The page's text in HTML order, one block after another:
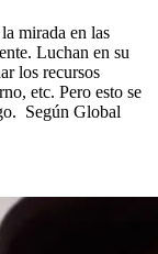
mirada en las
Luchan en su
los recursos
etc. Pero esto se
Según Global